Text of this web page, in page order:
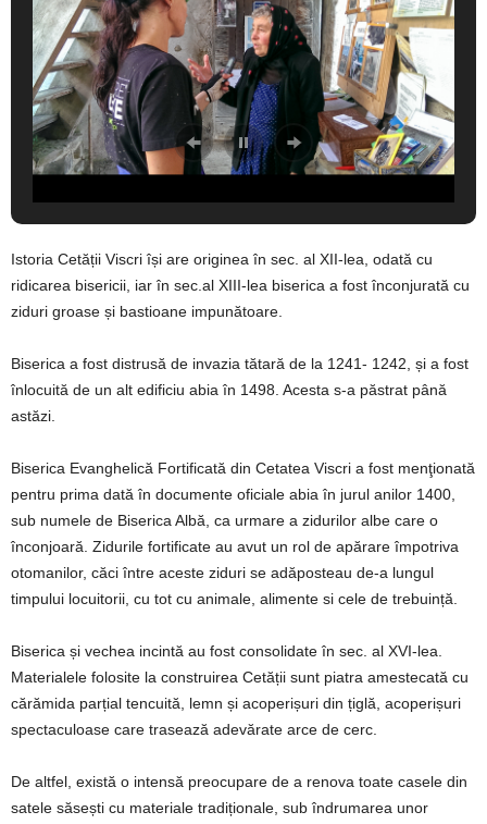
Istoria Cetății Viscri își are originea în sec. al XII-lea, odată cu
ridicarea bisericii, iar în sec.al XIII-lea biserica a fost înconjurată cu
ziduri groase și bastioane impunătoare.
Biserica a fost distrusă de invazia tătară de la 1241- 1242, și a fost
înlocuită de un alt edificiu abia în 1498. Acesta s-a păstrat până
astăzi.
Biserica Evanghelică Fortificată din Cetatea Viscri a fost menţionată
pentru prima dată în documente oficiale abia în jurul anilor 1400,
sub numele de Biserica Albă, ca urmare a zidurilor albe care o
înconjoară. Zidurile fortificate au avut un rol de apărare împotriva
otomanilor, căci între aceste ziduri se adăposteau de-a lungul
timpului locuitorii, cu tot cu animale, alimente si cele de trebuință.
Biserica și vechea incintă au fost consolidate în sec. al XVI-lea.
Materialele folosite la construirea Cetății sunt piatra amestecată cu
cărămida parțial tencuită, lemn și acoperișuri din țiglă, acoperișuri
spectaculoase care trasează adevărate arce de cerc.
De altfel, există o intensă preocupare de a renova toate casele din
satele săsești cu materiale tradiționale, sub îndrumarea unor